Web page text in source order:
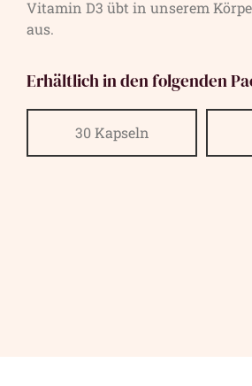
Vitamin D3 übt in unserem
aus.
Erhältlich in den folgenden
30 Kapseln